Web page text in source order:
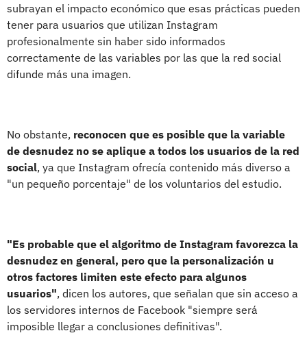
subrayan el impacto económico que esas prácticas pueden
tener para usuarios que utilizan Instagram
profesionalmente sin haber sido informados
correctamente de las variables por las que la red social
difunde más una imagen.
No obstante, reconocen que es posible que la variable
de desnudez no se aplique a todos los usuarios de la red
social, ya que Instagram ofrecía contenido más diverso a
"un pequeño porcentaje" de los voluntarios del estudio.
"Es probable que el algoritmo de Instagram favorezca la
desnudez en general, pero que la personalización u
otros factores limiten este efecto para algunos
usuarios", dicen los autores, que señalan que sin acceso a
los servidores internos de Facebook "siempre será
imposible llegar a conclusiones definitivas".